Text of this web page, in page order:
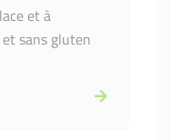
et à
sans gluten